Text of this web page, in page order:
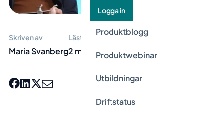
Logga in
Produktblogg
Produktwebinar
Utbildningar
Driftstatus
Skriven av
Maria Svanberg
Lästid
2 min